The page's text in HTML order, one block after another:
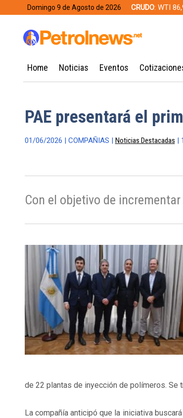
Domingo 9 de Agosto de 2026 CRUDO: WTI
Home Noticias Eventos
PAE presentará el
01/06/2026 | COMPAÑIAS | Noticias Destacadas |
Con el objetivo de
de 22 plantas de inyección de polímeros. Se
La compañía anticipó que la iniciativa